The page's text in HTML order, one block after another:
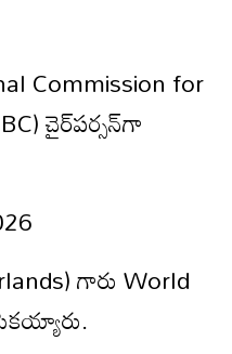
Commission for
చైర్‌పర్సన్‌గా
గారు World